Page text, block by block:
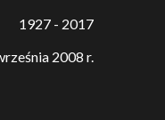
1927 - 2017
2008 r.